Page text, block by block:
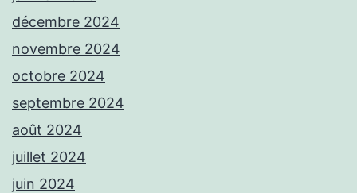
décembre 2024
novembre 2024
octobre 2024
septembre 2024
août 2024
juillet 2024
juin 2024